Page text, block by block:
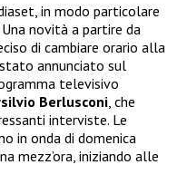
in modo particolare
Una novità a partire da
di cambiare orario alla
annunciato sul
televisivo
Berlusconi , che
interviste. Le
in onda di domenica
mezz’ora, iniziando alle